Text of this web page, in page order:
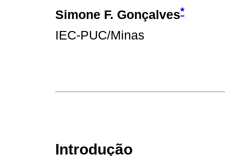
Simone F. Gonçalves*
IEC-PUC/Minas
Introdução